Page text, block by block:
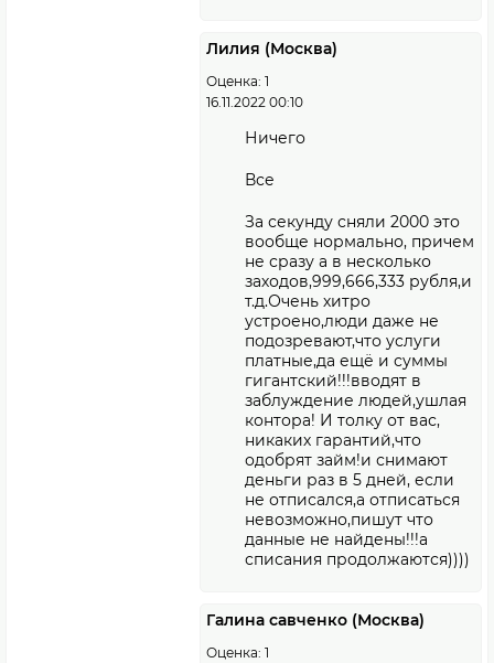
Лилия (Москва)
Оценка: 1
16.11.2022 00:10
Ничего
Все
За секунду сняли 2000 это
вообще нормально, причем
не сразу а в несколько
заходов,999,666,333 рубля,и
т.д.Очень хитро
устроено,люди даже не
подозревают,что услуги
платные,да ещё и суммы
гигантский!!!вводят в
заблуждение людей,ушлая
контора! И толку от вас,
никаких гарантий,что
одобрят займ!и снимают
деньги раз в 5 дней, если
не отписался,а отписаться
невозможно,пишут что
данные не найдены!!!а
списания продолжаются))))
Галина савченко (Москва)
Оценка: 1